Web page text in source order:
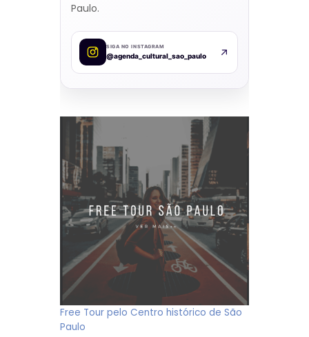
Paulo.
SIGA NO INSTAGRAM
@agenda_cultural_sao_paulo
Free Tour pelo Centro histórico de São
Paulo